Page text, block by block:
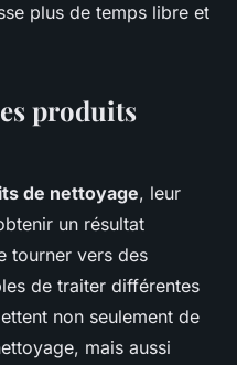
plus de temps libre et
produits
de nettoyage, leur
un résultat
tourner vers des
de traiter différentes
non seulement de
mais aussi